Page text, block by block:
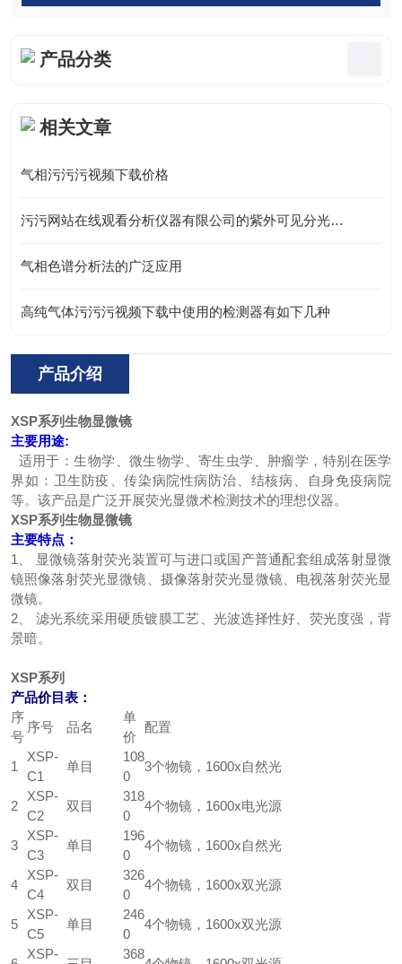
产品分类
相关文章
气相污污污视频下载价格
污污网站在线观看分析仪器有限公司的紫外可见分光光度计仪介绍
气相色谱分析法的广泛应用
高纯气体污污污视频下载中使用的检测器有如下几种
产品介绍
XSP系列生物显微镜
主要用途:
适用于：生物学、微生物学、寄生虫学、肿瘤学，特别在医学
界如：卫生防疫、传染病院性病防治、结核病、自身免疫病院
等。该产品是广泛开展荧光显微术检测技术的理想仪器。
XSP系列生物显微镜
主要特点：
1、 显微镜落射荧光装置可与进口或国产普通配套组成落射显微
镜照像落射荧光显微镜、摄像落射荧光显微镜、电视落射荧光显
微镜。
2、 滤光系统采用硬质镀膜工艺、光波选择性好、荧光度强，背
景暗。
XSP系列
产品价目表：
序
号
序号 品名
单
价
配置
1
XSP-
C1
单目
108
0
3个物镜，1600x自然光
2
XSP-
C2
双目
318
0
4个物镜，1600x电光源
3
XSP-
C3
单目
196
0
4个物镜，1600x自然光
4
XSP-
C4
双目
326
0
4个物镜，1600x双光源
5
XSP-
C5
单目
246
0
4个物镜，1600x双光源
XSP- 368